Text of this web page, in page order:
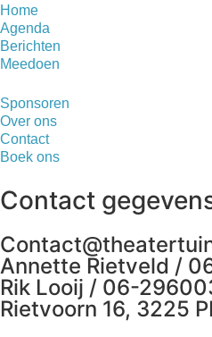
Home
Agenda
Berichten
Meedoen
Sponsoren
Over ons
Contact
Boek ons
Contact
Annette Rietveld /
Rik Looij / 06-
Rietvoorn 16, 3225